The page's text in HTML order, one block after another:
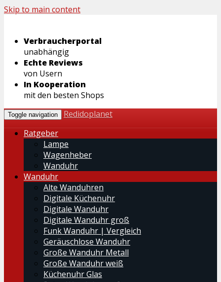
Skip to main content
Verbraucherportal
unabhängig
Echte Reviews
von Usern
In Kooperation
mit den besten Shops
Toggle navigation
Redidoplanet
Ratgeber
Lampe
Wagenheber
Wanduhr
Wanduhr
Alte Wanduhren
Digitale Küchenuhr
Digitale Wanduhr
Digitale Wanduhr groß
Funk Wanduhr | Vergleich
Geräuschlose Wanduhr
Große Wanduhr Metall
Große Wanduhr weiß
Küchenuhr Glas